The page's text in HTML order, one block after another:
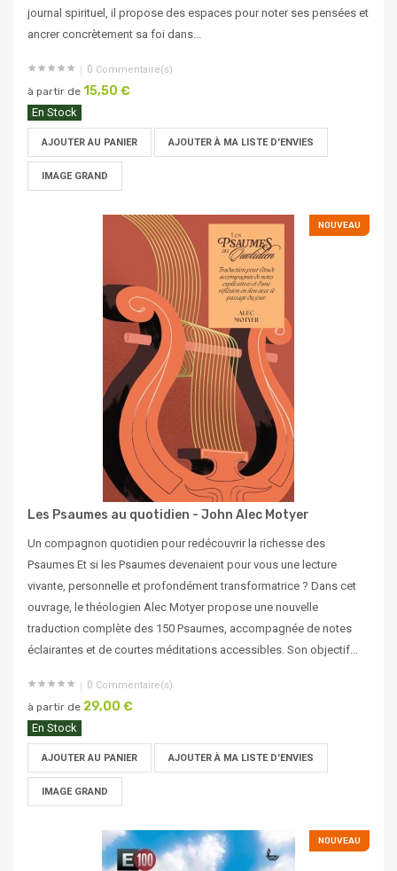
journal spirituel, il propose des espaces pour noter ses pensées et
ancrer concrètement sa foi dans...
0 Commentaire(s)
à partir de 15,50 €
En Stock
AJOUTER AU PANIER AJOUTER À MA LISTE D'ENVIES
IMAGE GRAND
NOUVEAU
Les Psaumes au quotidien - John Alec Motyer
Un compagnon quotidien pour redécouvrir la richesse des
Psaumes Et si les Psaumes devenaient pour vous une lecture
vivante, personnelle et profondément transformatrice ? Dans cet
ouvrage, le théologien Alec Motyer propose une nouvelle
traduction complète des 150 Psaumes, accompagnée de notes
éclairantes et de courtes méditations accessibles. Son objectif...
0 Commentaire(s)
à partir de 29,00 €
En Stock
AJOUTER AU PANIER AJOUTER À MA LISTE D'ENVIES
IMAGE GRAND
NOUVEAU